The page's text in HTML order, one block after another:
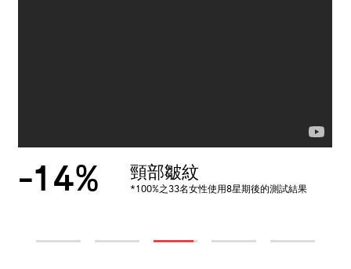
-13% 法令紋、木偶紋
*100%之33名女性使用8星期後的測試結果
-16% 魚尾紋
*100%之33名女性使用8星期後的測試結果
-14% 頸部皺紋
*100%之33名女性使用8星期後的測試結果
-17%
抬頭紋、眉心紋、笑紋等表
情紋
-20% 色斑減淡
*100%之33名女性使用8星期後的測試結果
2 5